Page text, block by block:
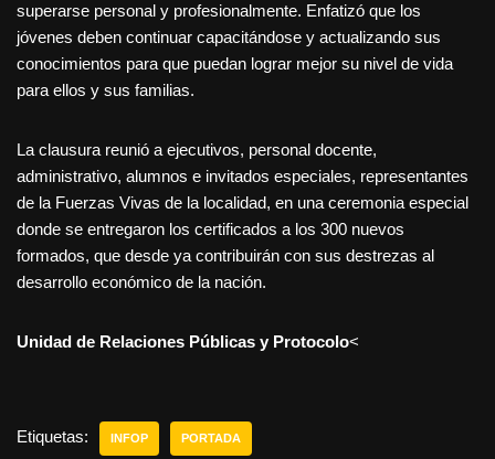
superarse personal y profesionalmente. Enfatizó que los
jóvenes deben continuar capacitándose y actualizando sus
conocimientos para que puedan lograr mejor su nivel de vida
para ellos y sus familias.
La clausura reunió a ejecutivos, personal docente,
administrativo, alumnos e invitados especiales, representantes
de la Fuerzas Vivas de la localidad, en una ceremonia especial
donde se entregaron los certificados a los 300 nuevos
formados, que desde ya contribuirán con sus destrezas al
desarrollo económico de la nación.
Unidad de Relaciones Públicas y Protocolo<
Etiquetas: INFOP PORTADA